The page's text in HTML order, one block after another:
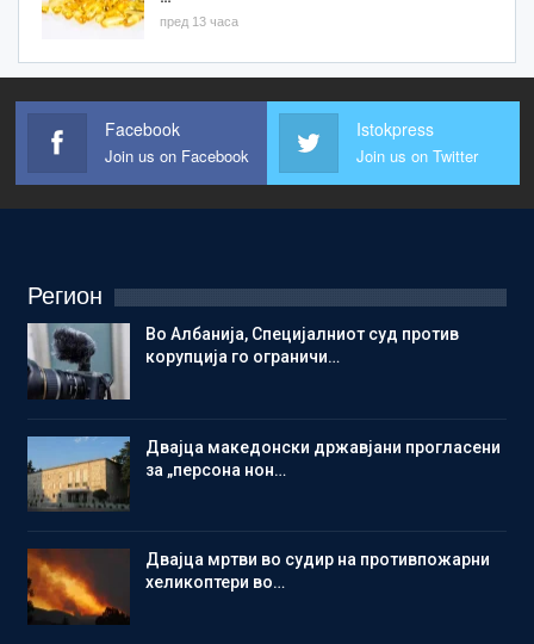
пред 13 часа
Facebook
Join us on Facebook
Istokpress
Join us on Twitter
Регион
Во Албанија, Специјалниот суд против
корупција го ограничи…
Двајца македонски државјани прогласени
за „персона нон…
Двајца мртви во судир на противпожарни
хеликоптери во…